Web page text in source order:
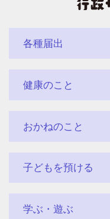
各種届出
健康のこと
おかねのこと
子どもを預ける
学ぶ・遊ぶ